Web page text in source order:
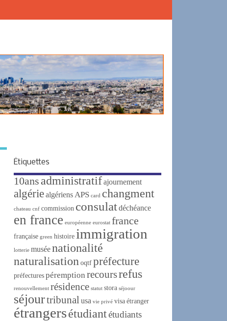
Étiquettes
10ans administratif ajournement
algérie algériens APS card changment
chateau cnf commission consulat déchéance
en france européenne eurostat france
française green histoire immigration
lotterie musée nationalité
naturalisation oqtf préfecture
préfectures péremption recoursrefus
renouvellement résidence statut stora séjoour
séjourtribunal usa vie privé visa étranger
étrangersétudiantétudiants